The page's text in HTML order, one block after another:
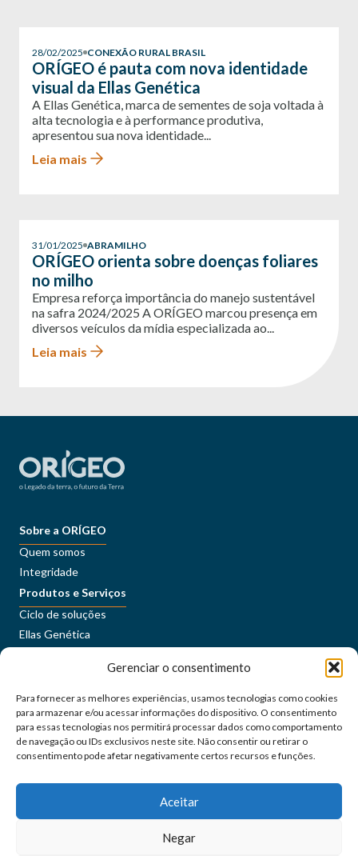
Gerenciar o consentimento
Para fornecer as melhores experiências, usamos tecnologias como cookies
para armazenar e/ou acessar informações do dispositivo. O consentimento
para essas tecnologias nos permitirá processar dados como comportamento
de navegação ou IDs exclusivos neste site. Não consentir ou retirar o
consentimento pode afetar negativamente certos recursos e funções.
Aceitar
Negar
28/02/2025 CONEXÃO RURAL BRASIL
ORÍGEO é pauta com nova identidade
visual da Ellas Genética
A Ellas Genética, marca de sementes de soja voltada à
alta tecnologia e à performance produtiva,
apresentou sua nova identidade...
Leia mais
31/01/2025 ABRAMILHO
ORÍGEO orienta sobre doenças foliares
no milho
Empresa reforça importância do manejo sustentável
na safra 2024/2025 A ORÍGEO marcou presença em
diversos veículos da mídia especializada ao...
Leia mais
Sobre a ORÍGEO
Quem somos
Integridade
Produtos e Serviços
Ciclo de soluções
Ellas Genética
Carreiras
ORÍGEO+
Portal do Cliente Fale Conosco
Siga as nossas redes sociais